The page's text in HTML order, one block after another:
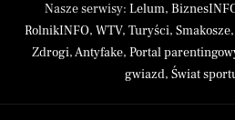
Nasze serwisy: Lelum,
RolnikINFO, WTV, Turyści, Smakosze,
Zdrogi,Antyfake, Portal
gwiazd, Świat